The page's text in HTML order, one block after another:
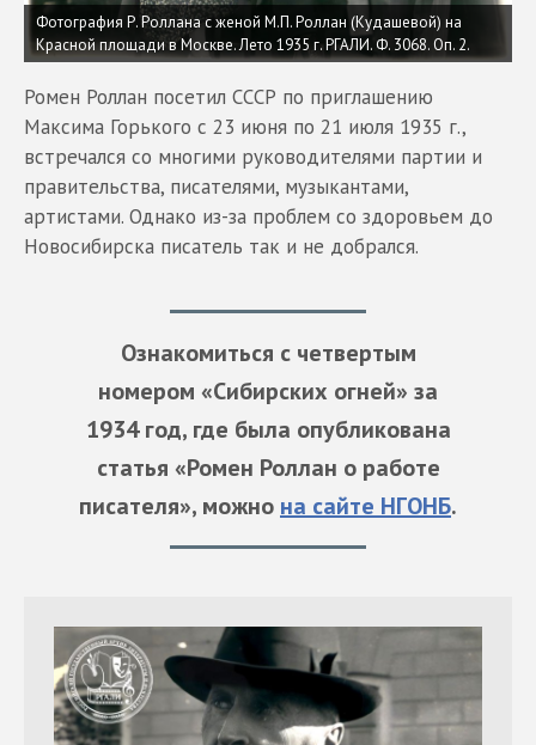
Фотография Р. Роллана с женой М.П. Роллан (Кудашевой) на
Красной площади в Москве. Лето 1935 г. РГАЛИ. Ф. 3068. Оп. 2.
Ромен Роллан посетил СССР по приглашению
Максима Горького с 23 июня по 21 июля 1935 г.,
встречался со многими руководителями партии и
правительства, писателями, музыкантами,
артистами. Однако из-за проблем со здоровьем до
Новосибирска писатель так и не добрался.
Ознакомиться с четвертым
номером «Сибирских огней» за
1934 год, где была опубликована
статья «Ромен Роллан о работе
писателя», можно на сайте НГОНБ.